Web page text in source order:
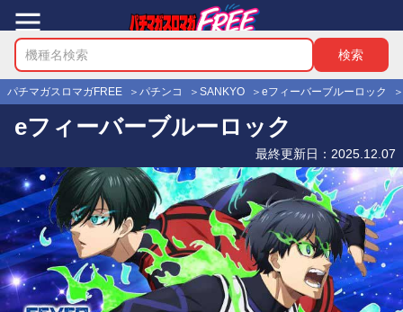
パチマガスロマガFREE パチンコ SANKYO eフィーバーブルーロック
eフィーバーブルーロック
最終更新日： 2025.12.07